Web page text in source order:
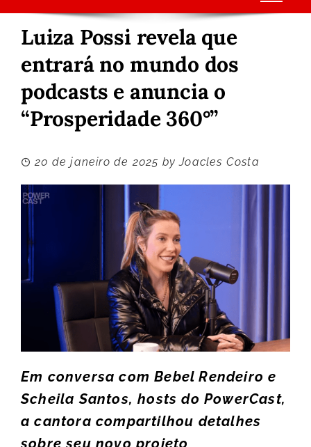
Luiza Possi revela que
entrará no mundo dos
podcasts e anuncia o
“Prosperidade 360°”
20 de janeiro de 2025 byJoacles Costa
Em conversa com Bebel Rendeiro e
Scheila Santos, hosts do PowerCast,
a cantora compartilhou detalhes
sobre seu novo projeto